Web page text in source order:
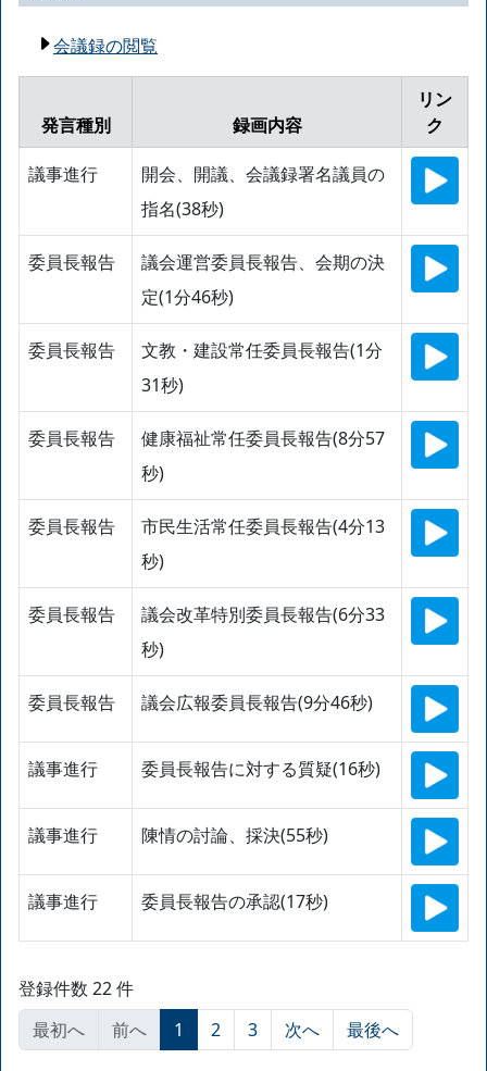
会議録の閲覧
発言種別 録画内容
リン
ク
議事進行
開会、開議、会議録署名議員の
指名(38秒)
委員長報告
議会運営委員長報告、会期の決
定(1分46秒)
委員長報告
文教・建設常任委員長報告(1分
31秒)
委員長報告
健康福祉常任委員長報告(8分57
秒)
委員長報告
市民生活常任委員長報告(4分13
秒)
委員長報告
議会改革特別委員長報告(6分33
秒)
委員長報告 議会広報委員長報告(9分46秒)
議事進行 委員長報告に対する質疑(16秒)
議事進行 陳情の討論、採決(55秒)
議事進行 委員長報告の承認(17秒)
登録件数 22 件
最初へ
前へ 1 2 3 次へ 最後へ